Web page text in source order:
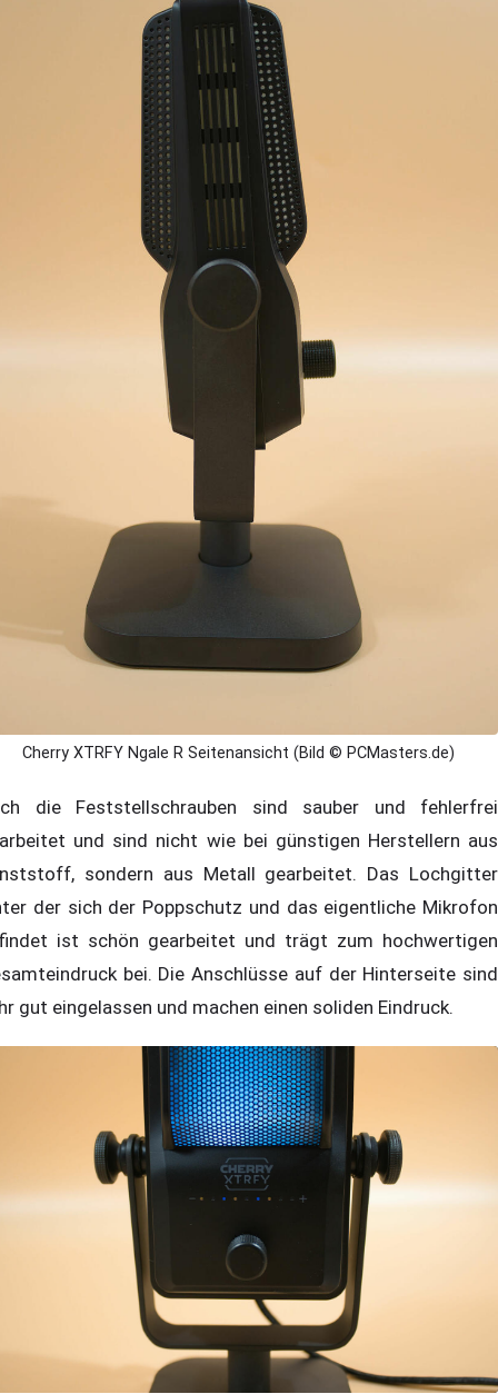
Cherry XTRFY Ngale R Seitenansicht (Bild © PCMasters.de)
die Feststellschrauben sind sauber und fehlerfrei
und sind nicht wie bei günstigen Herstellern aus
sondern aus Metall gearbeitet. Das Lochgitter
der sich der Poppschutz und das eigentliche Mikrofon
ist schön gearbeitet und trägt zum hochwertigen
bei. Die Anschlüsse auf der Hinterseite sind
gut eingelassen und machen einen soliden Eindruck.